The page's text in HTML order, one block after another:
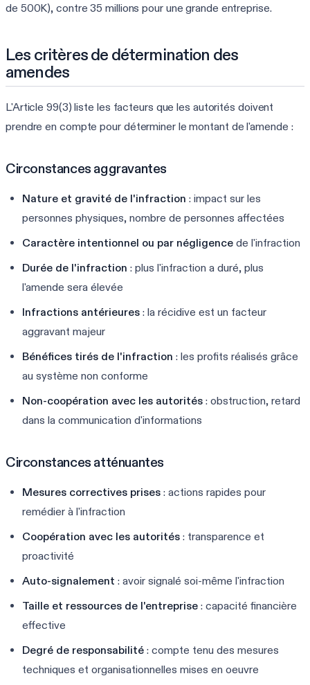
de 500K), contre 35 millions pour une grande entreprise.
Les critères de détermination des
amendes
L'Article 99(3) liste les facteurs que les autorités doivent
prendre en compte pour déterminer le montant de l'amende :
Circonstances aggravantes
Nature et gravité de l'infraction : impact sur les
personnes physiques, nombre de personnes affectées
Caractère intentionnel ou par négligence de l'infraction
Durée de l'infraction : plus l'infraction a duré, plus
l'amende sera élevée
Infractions antérieures : la récidive est un facteur
aggravant majeur
Bénéfices tirés de l'infraction : les profits réalisés grâce
au système non conforme
Non-coopération avec les autorités : obstruction, retard
dans la communication d'informations
Circonstances atténuantes
Mesures correctives prises : actions rapides pour
remédier à l'infraction
Coopération avec les autorités : transparence et
proactivité
Auto-signalement : avoir signalé soi-même l'infraction
Taille et ressources de l'entreprise : capacité financière
effective
Degré de responsabilité : compte tenu des mesures
techniques et organisationnelles mises en oeuvre